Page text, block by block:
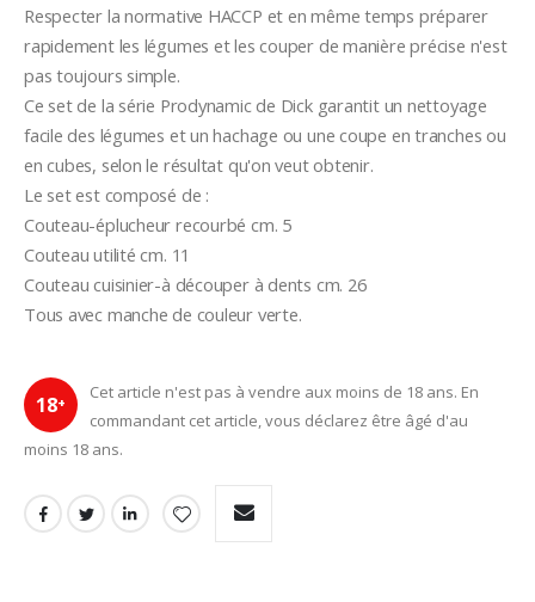
Respecter la normative HACCP et en même temps préparer
rapidement les légumes et les couper de manière précise n'est
pas toujours simple.
Ce set de la série Prodynamic de Dick garantit un nettoyage
facile des légumes et un hachage ou une coupe en tranches ou
en cubes, selon le résultat qu'on veut obtenir.
Le set est composé de :
Couteau-éplucheur recourbé cm. 5
Couteau utilité cm. 11
Couteau cuisinier-à découper à dents cm. 26
Tous avec manche de couleur verte.
18+
Cet article n'est pas à vendre aux moins de 18 ans. En
commandant cet article, vous déclarez être âgé d'au
moins 18 ans.